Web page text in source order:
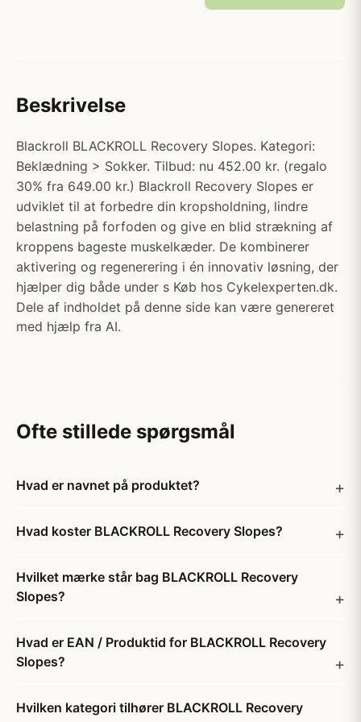
Beskrivelse
Blackroll BLACKROLL Recovery Slopes. Kategori:
Beklædning > Sokker. Tilbud: nu 452.00 kr. (regalo
30% fra 649.00 kr.) Blackroll Recovery Slopes er
udviklet til at forbedre din kropsholdning, lindre
belastning på forfoden og give en blid strækning af
kroppens bageste muskelkæder. De kombinerer
aktivering og regenerering i én innovativ løsning, der
hjælper dig både under s Køb hos Cykelexperten.dk.
Dele af indholdet på denne side kan være genereret
med hjælp fra AI.
Ofte stillede spørgsmål
Hvad er navnet på produktet?
Hvad koster BLACKROLL Recovery Slopes?
Hvilket mærke står bag BLACKROLL Recovery
Slopes?
Hvad er EAN / Produktid for BLACKROLL Recovery
Slopes?
Hvilken kategori tilhører BLACKROLL Recovery